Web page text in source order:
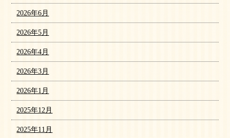
2026年6月
2026年5月
2026年4月
2026年3月
2026年1月
2025年12月
2025年11月